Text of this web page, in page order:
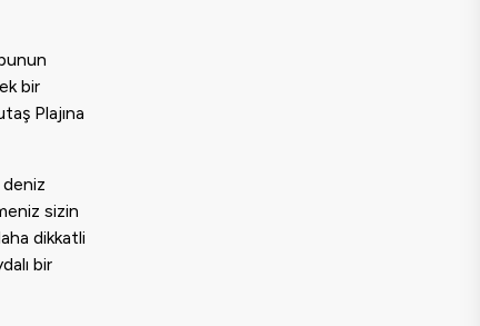
bir
Plajına
deniz
sizin
dikkatli
bir